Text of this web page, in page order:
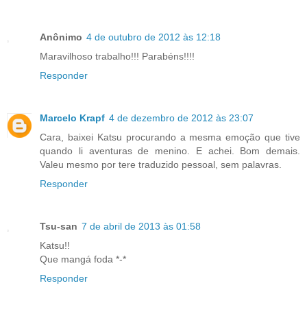
Anônimo 4 de outubro de 2012 às 12:18
Maravilhoso trabalho!!! Parabéns!!!!
Responder
Marcelo Krapf 4 de dezembro de 2012 às 23:07
Cara, baixei Katsu procurando a mesma emoção que tive
quando li aventuras de menino. E achei. Bom demais.
Valeu mesmo por tere traduzido pessoal, sem palavras.
Responder
Tsu-san 7 de abril de 2013 às 01:58
Katsu!!
Que mangá foda *-*
Responder